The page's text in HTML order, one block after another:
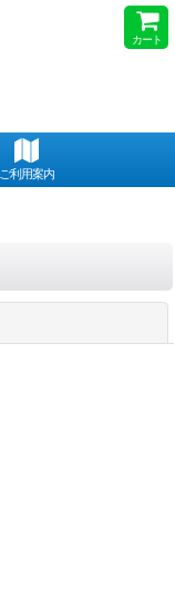
カート
ご利用案内